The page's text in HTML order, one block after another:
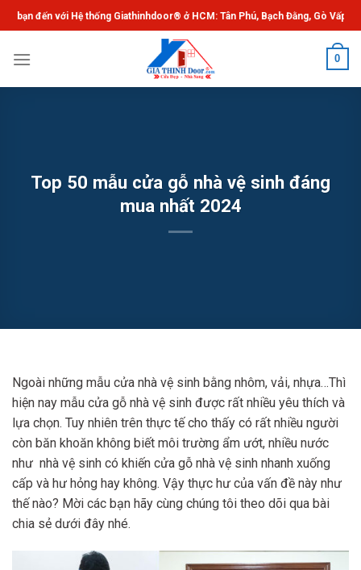
Chuyển
đến
dung
thống Giathinhdoor® ở HCM: Tân Phú, Bạch Đằng, Gò Vấp, Thủ Đức.
0
Top 50 mẫu cửa gỗ nhà vệ sinh đáng
mua nhất 2024
Ngoài những mẫu cửa nhà vệ sinh bằng nhôm, vải, nhựa…Thì
hiện nay mẫu cửa gỗ nhà vệ sinh được rất nhiều yêu thích và
lựa chọn. Tuy nhiên trên thực tế cho thấy có rất nhiều người
còn băn khoăn không biết môi trường ẩm ướt, nhiều nước
như nhà vệ sinh có khiến cửa gỗ nhà vệ sinh nhanh xuống
cấp và hư hỏng hay không. Vậy thực hư của vấn đề này như
thế nào? Mời các bạn hãy cùng chúng tôi theo dõi qua bài
chia sẻ dưới đây nhé.